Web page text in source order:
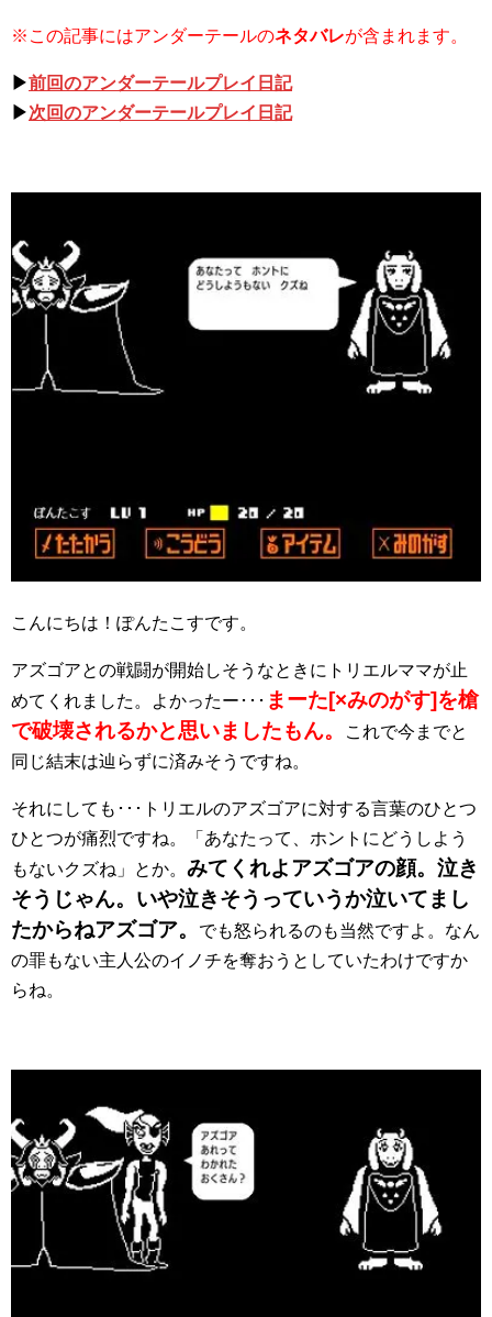
※この記事にはアンダーテールのネタバレが含まれます。
▶前回のアンダーテールプレイ日記
▶次回のアンダーテールプレイ日記
こんにちは！ぽんたこすです。
アズゴアとの戦闘が開始しそうなときにトリエルママが止
めてくれました。よかったー･･･ まーた[×みのがす]を槍
で破壊されるかと思いましたもん。
これで今までと
同じ結末は辿らずに済みそうですね。
それにしても･･･トリエルのアズゴアに対する言葉のひとつ
ひとつが痛烈ですね。「あなたって、ホントにどうしよう
もないクズね」とか。 みてくれよアズゴアの顔。泣き
そうじゃん。いや泣きそうっていうか泣いてまし
たからねアズゴア。
でも怒られるのも当然ですよ。なん
の罪もない主人公のイノチを奪おうとしていたわけですか
らね。